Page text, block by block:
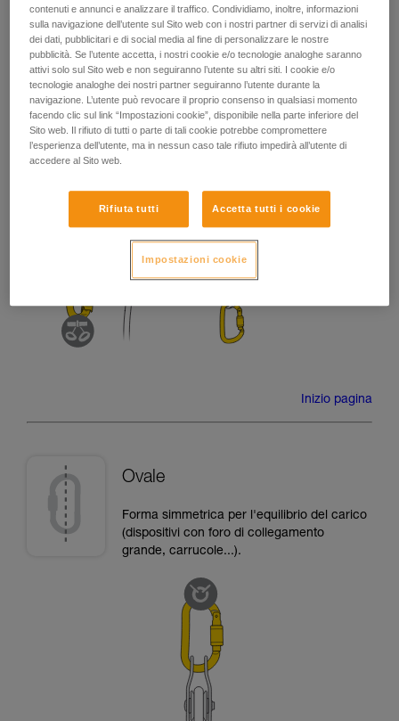
Posizionamento del carico sull'asse di
massima resistenza, in prossimità del lato
chiuso del corpo. Adatto ai carichi semplici
(collegamento di dispositivi, collegamento
sull'ancoraggio...).
Inizio pagina
Ovale
Forma simmetrica per l'equilibrio del carico
(dispositivi con foro di collegamento
grande, carrucole...).
contenuti e annunci e analizzare il traffico. Condividiamo, inoltre, informazioni
sulla navigazione dell’utente sul Sito web con i nostri partner di servizi di analisi
dei dati, pubblicitari e di social media al fine di personalizzare le nostre
pubblicità. Se l’utente accetta, i nostri cookie e/o tecnologie analoghe saranno
attivi solo sul Sito web e non seguiranno l’utente su altri siti. I cookie e/o
tecnologie analoghe dei nostri partner seguiranno l’utente durante la
navigazione. L’utente può revocare il proprio consenso in qualsiasi momento
facendo clic sul link “Impostazioni cookie”, disponibile nella parte inferiore del
Sito web. Il rifiuto di tutti o parte di tali cookie potrebbe compromettere
l’esperienza dell’utente, ma in nessun caso tale rifiuto impedirà all’utente di
accedere al Sito web.
Rifiuta tutti Accetta tutti i cookie
Impostazioni cookie